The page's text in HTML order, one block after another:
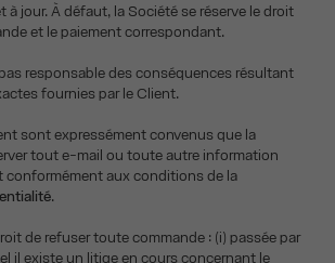
à jour. À défaut, la Société se réserve le droit
et le paiement correspondant.
responsable des conséquences résultant
fournies par le Client.
sont expressément convenus que la
tout e-mail ou toute autre information
conformément aux conditions de la
.
de refuser toute commande : (i) passée par
il existe un litige en cours concernant le